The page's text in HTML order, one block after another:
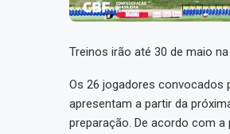
Treinos irão até 30 de maio
Os 26 jogadores convocados
apresentam a partir da
preparação. De acordo com a